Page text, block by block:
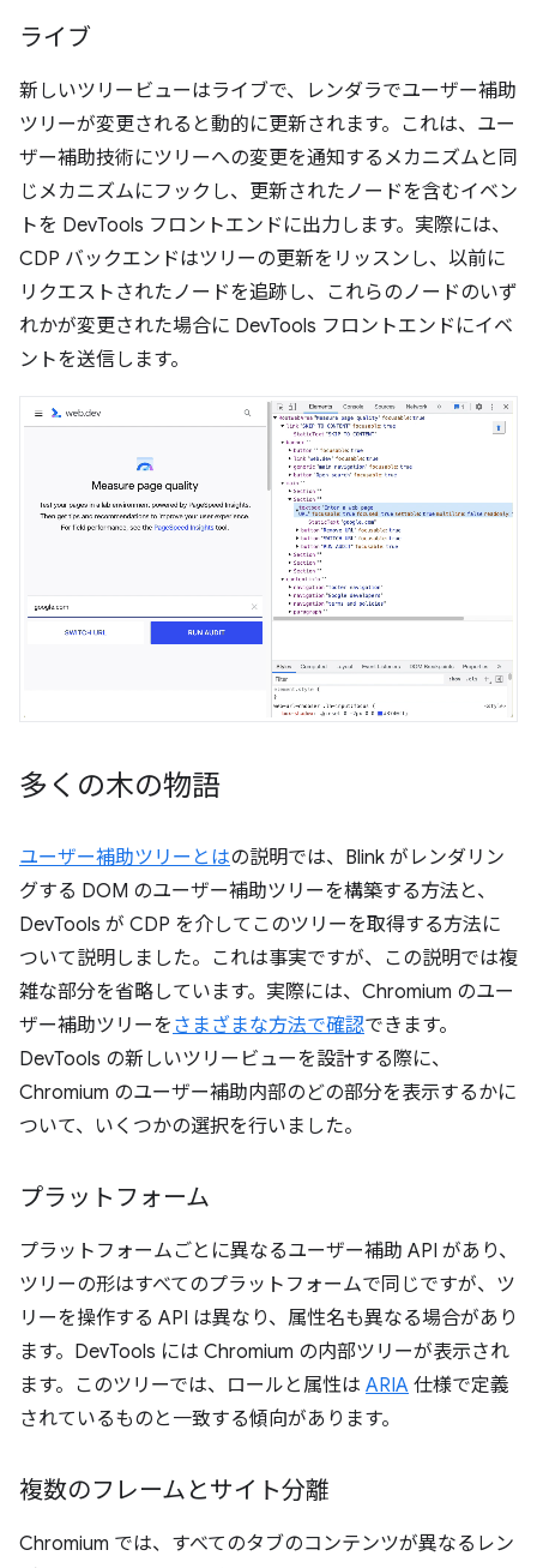
ライブ
新しいツリービューはライブで、レンダラでユーザー補助
ツリーが変更されると動的に更新されます。これは、ユー
ザー補助技術にツリーへの変更を通知するメカニズムと同
じメカニズムにフックし、更新されたノードを含むイベン
トを DevTools フロントエンドに出力します。実際には、
CDP バックエンドはツリーの更新をリッスンし、以前に
リクエストされたノードを追跡し、これらのノードのいず
れかが変更された場合に DevTools フロントエンドにイベ
ントを送信します。
多くの木の物語
ユーザー補助ツリーとはの説明では、Blink がレンダリン
グする DOM のユーザー補助ツリーを構築する方法と、
DevTools が CDP を介してこのツリーを取得する方法に
ついて説明しました。これは事実ですが、この説明では複
雑な部分を省略しています。実際には、Chromium のユー
ザー補助ツリーを さまざまな方法で確認できます。
DevTools の新しいツリービューを設計する際に、
Chromium のユーザー補助内部のどの部分を表示するかに
ついて、いくつかの選択を行いました。
プラットフォーム
プラットフォームごとに異なるユーザー補助 API があり、
ツリーの形はすべてのプラットフォームで同じですが、ツ
リーを操作する API は異なり、属性名も異なる場合があり
ます。DevTools には Chromium の内部ツリーが表示され
ます。このツリーでは、ロールと属性は ARIA 仕様で定義
されているものと一致する傾向があります。
複数のフレームとサイト分離
Chromium では、すべてのタブのコンテンツが異なるレン